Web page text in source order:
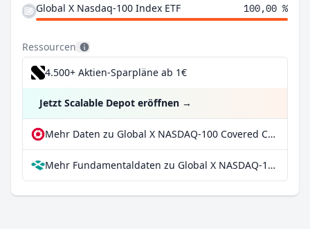
Global X Nasdaq-100 Index ETF
100,00 %
Ressourcen
4.500+ Aktien-Sparpläne ab 1€
Jetzt Scalable Depot eröffnen →
Mehr Daten zu Global X NASDAQ-100 Covered Call ETF bei extraETF
Mehr Fundamentaldaten zu Global X NASDAQ-100 Covered Call ETF bei Parqet